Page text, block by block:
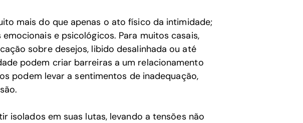
mais do que apenas o ato físico da intimidade;
e psicológicos. Para muitos casais,
sobre desejos, libido desalinhada ou até
podem criar barreiras a um relacionamento
podem levar a sentimentos de inadequação,
isolados em suas lutas, levando a tensões não